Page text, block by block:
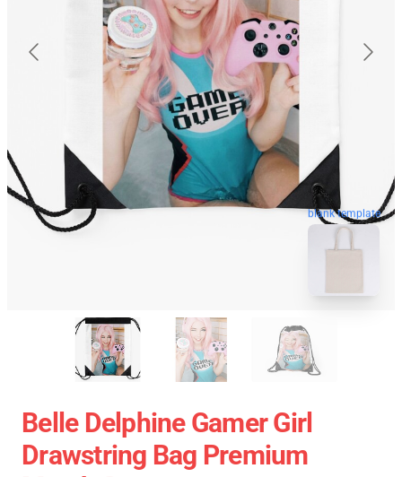
blank template
Belle Delphine Gamer Girl
Drawstring Bag Premium